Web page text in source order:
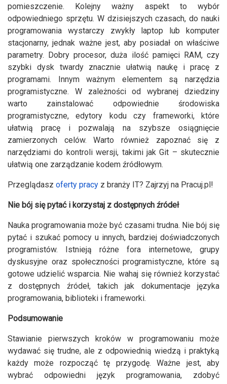
pomieszczenie. Kolejny ważny aspekt to wybór
odpowiedniego sprzętu. W dzisiejszych czasach, do nauki
programowania wystarczy zwykły laptop lub komputer
stacjonarny, jednak ważne jest, aby posiadał on właściwe
parametry. Dobry procesor, duża ilość pamięci RAM, czy
szybki dysk twardy znacznie ułatwią naukę i pracę z
programami. Innym ważnym elementem są narzędzia
programistyczne. W zależności od wybranej dziedziny
warto zainstalować odpowiednie środowiska
programistyczne, edytory kodu czy frameworki, które
ułatwią pracę i pozwalają na szybsze osiągnięcie
zamierzonych celów. Warto również zapoznać się z
narzędziami do kontroli wersji, takimi jak Git – skutecznie
ułatwią one zarządzanie kodem źródłowym.
Przeglądasz oferty pracy z branży IT? Zajrzyj na Pracuj.pl!
Nie bój się pytać i korzystaj z dostępnych źródeł
Nauka programowania może być czasami trudna. Nie bój się
pytać i szukać pomocy u innych, bardziej doświadczonych
programistów. Istnieją różne fora internetowe, grupy
dyskusyjne oraz społeczności programistyczne, które są
gotowe udzielić wsparcia. Nie wahaj się również korzystać
z dostępnych źródeł, takich jak dokumentacje języka
programowania, biblioteki i frameworki.
Podsumowanie
Stawianie pierwszych kroków w programowaniu może
wydawać się trudne, ale z odpowiednią wiedzą i praktyką
każdy może rozpocząć tę przygodę. Ważne jest, aby
wybrać odpowiedni język programowania, zdobyć